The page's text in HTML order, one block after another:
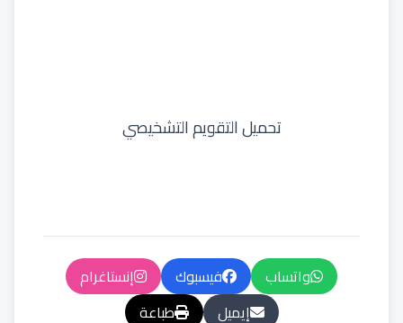
تحميل التقويم التشخيصي
واتساب فيسبوك
إنستاغرام
إيميل
طباعة